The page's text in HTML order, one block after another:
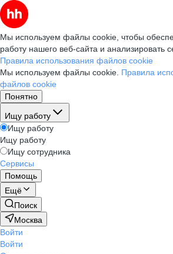
Мы используем файлы cookie, чтобы
работу нашего веб-сайта и анализировать
Правила использования файлов cookie
Мы используем файлы cookie. Правила
файлов cookie
Понятно
Ищу работу
Ищу работу
Ищу работу
Ищу сотрудника
Сервисы
Помощь
Ещё
Поиск
Москва
Войти
Войти